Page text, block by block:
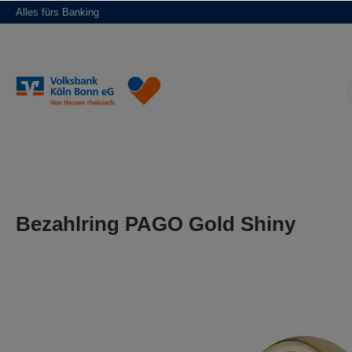
Zur Hauptnavigation springen
Alles fürs Banking
Bezahlring PAGO Gold Shiny